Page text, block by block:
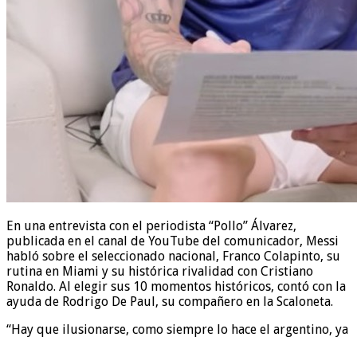
En una entrevista con el periodista “Pollo” Álvarez,
publicada en el canal de YouTube del comunicador, Messi
habló sobre el seleccionado nacional, Franco Colapinto, su
rutina en Miami y su histórica rivalidad con Cristiano
Ronaldo. Al elegir sus 10 momentos históricos, contó con la
ayuda de Rodrigo De Paul, su compañero en la Scaloneta.
“Hay que ilusionarse, como siempre lo hace el argentino, ya